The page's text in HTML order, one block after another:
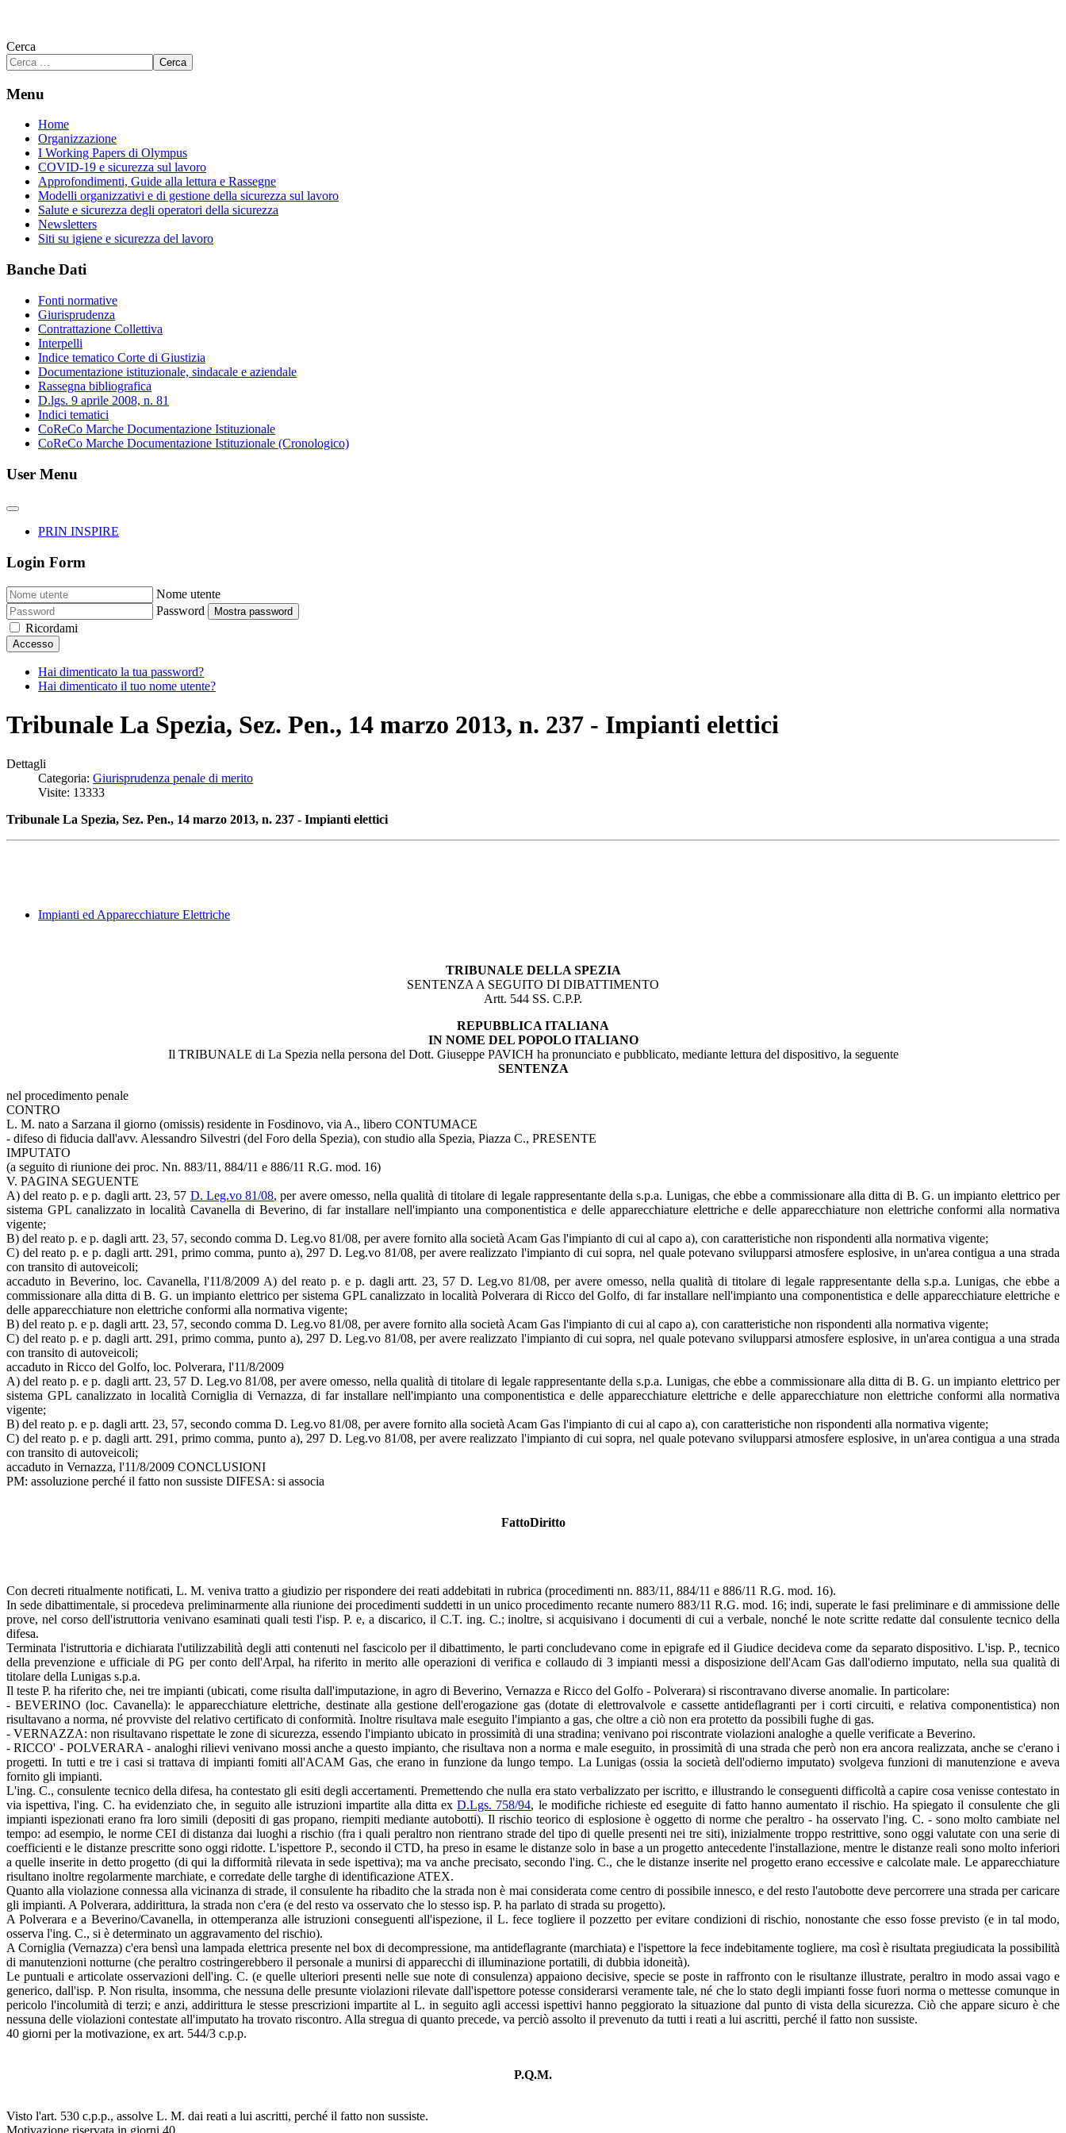
Cerca
Cerca
Menu
Home
Organizzazione
I Working Papers di Olympus
COVID-19 e sicurezza sul lavoro
Approfondimenti, Guide alla lettura e Rassegne
Modelli organizzativi e di gestione della sicurezza sul lavoro
Salute e sicurezza degli operatori della sicurezza
Newsletters
Siti su igiene e sicurezza del lavoro
Banche Dati
Fonti normative
Giurisprudenza
Contrattazione Collettiva
Interpelli
Indice tematico Corte di Giustizia
Documentazione istituzionale, sindacale e aziendale
Rassegna bibliografica
D.lgs. 9 aprile 2008, n. 81
Indici tematici
CoReCo Marche Documentazione Istituzionale
CoReCo Marche Documentazione Istituzionale (Cronologico)
User Menu
PRIN INSPIRE
Login Form
Nome utente
Password
Mostra password
Ricordami
Accesso
Hai dimenticato la tua password?
Hai dimenticato il tuo nome utente?
Tribunale La Spezia, Sez. Pen., 14 marzo 2013, n. 237 - Impianti elettici
Dettagli
Categoria: Giurisprudenza penale di merito
Visite: 13333
Tribunale La Spezia, Sez. Pen., 14 marzo 2013, n. 237 - Impianti elettici
Impianti ed Apparecchiature Elettriche
TRIBUNALE DELLA SPEZIA
SENTENZA A SEGUITO DI DIBATTIMENTO
Artt. 544 SS. C.P.P.
REPUBBLICA ITALIANA
IN NOME DEL POPOLO ITALIANO
Il TRIBUNALE di La Spezia nella persona del Dott. Giuseppe PAVICH ha pronunciato e pubblicato, mediante lettura del dispositivo, la seguente
SENTENZA
nel procedimento penale
CONTRO
L. M. nato a Sarzana il giorno (omissis) residente in Fosdinovo, via A., libero CONTUMACE
- difeso di fiducia dall'avv. Alessandro Silvestri (del Foro della Spezia), con studio alla Spezia, Piazza C., PRESENTE
IMPUTATO
(a seguito di riunione dei proc. Nn. 883/11, 884/11 e 886/11 R.G. mod. 16)
V. PAGINA SEGUENTE
A) del reato p. e p. dagli artt. 23, 57 D. Leg.vo 81/08, per avere omesso, nella qualità di titolare di legale rappresentante della s.p.a. Lunigas, che ebbe a commissionare alla ditta di B. G. un impianto elettrico per
sistema GPL canalizzato in località Cavanella di Beverino, di far installare nell'impianto una componentistica e delle apparecchiature elettriche e delle apparecchiature non elettriche conformi alla normativa
vigente;
B) del reato p. e p. dagli artt. 23, 57, secondo comma D. Leg.vo 81/08, per avere fornito alla società Acam Gas l'impianto di cui al capo a), con caratteristiche non rispondenti alla normativa vigente;
C) del reato p. e p. dagli artt. 291, primo comma, punto a), 297 D. Leg.vo 81/08, per avere realizzato l'impianto di cui sopra, nel quale potevano svilupparsi atmosfere esplosive, in un'area contigua a una strada
con transito di autoveicoli;
accaduto in Beverino, loc. Cavanella, l'11/8/2009 A) del reato p. e p. dagli artt. 23, 57 D. Leg.vo 81/08, per avere omesso, nella qualità di titolare di legale rappresentante della s.p.a. Lunigas, che ebbe a
commissionare alla ditta di B. G. un impianto elettrico per sistema GPL canalizzato in località Polverara di Ricco del Golfo, di far installare nell'impianto una componentistica e delle apparecchiature elettriche e
delle apparecchiature non elettriche conformi alla normativa vigente;
B) del reato p. e p. dagli artt. 23, 57, secondo comma D. Leg.vo 81/08, per avere fornito alla società Acam Gas l'impianto di cui al capo a), con caratteristiche non rispondenti alla normativa vigente;
C) del reato p. e p. dagli artt. 291, primo comma, punto a), 297 D. Leg.vo 81/08, per avere realizzato l'impianto di cui sopra, nel quale potevano svilupparsi atmosfere esplosive, in un'area contigua a una strada
con transito di autoveicoli;
accaduto in Ricco del Golfo, loc. Polverara, l'11/8/2009
A) del reato p. e p. dagli artt. 23, 57 D. Leg.vo 81/08, per avere omesso, nella qualità di titolare di legale rappresentante della s.p.a. Lunigas, che ebbe a commissionare alla ditta di B. G. un impianto elettrico per
sistema GPL canalizzato in località Corniglia di Vernazza, di far installare nell'impianto una componentistica e delle apparecchiature elettriche e delle apparecchiature non elettriche conformi alla normativa
vigente;
B) del reato p. e p. dagli artt. 23, 57, secondo comma D. Leg.vo 81/08, per avere fornito alla società Acam Gas l'impianto di cui al capo a), con caratteristiche non rispondenti alla normativa vigente;
C) del reato p. e p. dagli artt. 291, primo comma, punto a), 297 D. Leg.vo 81/08, per avere realizzato l'impianto di cui sopra, nel quale potevano svilupparsi atmosfere esplosive, in un'area contigua a una strada
con transito di autoveicoli;
accaduto in Vernazza, l'11/8/2009 CONCLUSIONI
PM: assoluzione perché il fatto non sussiste DIFESA: si associa
FattoDiritto
Con decreti ritualmente notificati, L. M. veniva tratto a giudizio per rispondere dei reati addebitati in rubrica (procedimenti nn. 883/11, 884/11 e 886/11 R.G. mod. 16).
In sede dibattimentale, si procedeva preliminarmente alla riunione dei procedimenti suddetti in un unico procedimento recante numero 883/11 R.G. mod. 16; indi, superate le fasi preliminare e di ammissione delle
prove, nel corso dell'istruttoria venivano esaminati quali testi l'isp. P. e, a discarico, il C.T. ing. C.; inoltre, si acquisivano i documenti di cui a verbale, nonché le note scritte redatte dal consulente tecnico della
difesa.
Terminata l'istruttoria e dichiarata l'utilizzabilità degli atti contenuti nel fascicolo per il dibattimento, le parti concludevano come in epigrafe ed il Giudice decideva come da separato dispositivo. L'isp. P., tecnico
della prevenzione e ufficiale di PG per conto dell'Arpal, ha riferito in merito alle operazioni di verifica e collaudo di 3 impianti messi a disposizione dell'Acam Gas dall'odierno imputato, nella sua qualità di
titolare della Lunigas s.p.a.
Il teste P. ha riferito che, nei tre impianti (ubicati, come risulta dall'imputazione, in agro di Beverino, Vernazza e Ricco del Golfo - Polverara) si riscontravano diverse anomalie. In particolare:
- BEVERINO (loc. Cavanella): le apparecchiature elettriche, destinate alla gestione dell'erogazione gas (dotate di elettrovalvole e cassette antideflagranti per i corti circuiti, e relativa componentistica) non
risultavano a norma, né provviste del relativo certificato di conformità. Inoltre risultava male eseguito l'impianto a gas, che oltre a ciò non era protetto da possibili fughe di gas.
- VERNAZZA: non risultavano rispettate le zone di sicurezza, essendo l'impianto ubicato in prossimità di una stradina; venivano poi riscontrate violazioni analoghe a quelle verificate a Beverino.
- RICCO' - POLVERARA - analoghi rilievi venivano mossi anche a questo impianto, che risultava non a norma e male eseguito, in prossimità di una strada che però non era ancora realizzata, anche se c'erano i
progetti. In tutti e tre i casi si trattava di impianti fomiti all'ACAM Gas, che erano in funzione da lungo tempo. La Lunigas (ossia la società dell'odierno imputato) svolgeva funzioni di manutenzione e aveva
fornito gli impianti.
L'ing. C., consulente tecnico della difesa, ha contestato gli esiti degli accertamenti. Premettendo che nulla era stato verbalizzato per iscritto, e illustrando le conseguenti difficoltà a capire cosa venisse contestato in
via ispettiva, l'ing. C. ha evidenziato che, in seguito alle istruzioni impartite alla ditta exD.Lgs. 758/94, le modifiche richieste ed eseguite di fatto hanno aumentato il rischio. Ha spiegato il consulente che gli
impianti ispezionati erano fra loro simili (depositi di gas propano, riempiti mediante autobotti). Il rischio teorico di esplosione è oggetto di norme che peraltro - ha osservato l'ing. C. - sono molto cambiate nel
tempo: ad esempio, le norme CEI di distanza dai luoghi a rischio (fra i quali peraltro non rientrano strade del tipo di quelle presenti nei tre siti), inizialmente troppo restrittive, sono oggi valutate con una serie di
coefficienti e le distanze prescritte sono oggi ridotte. L'ispettore P., secondo il CTD, ha preso in esame le distanze solo in base a un progetto antecedente l'installazione, mentre le distanze reali sono molto inferiori
a quelle inserite in detto progetto (di qui la difformità rilevata in sede ispettiva); ma va anche precisato, secondo l'ing. C., che le distanze inserite nel progetto erano eccessive e calcolate male. Le apparecchiature
risultano inoltre regolarmente marchiate, e corredate delle targhe di identificazione ATEX.
Quanto alla violazione connessa alla vicinanza di strade, il consulente ha ribadito che la strada non è mai considerata come centro di possibile innesco, e del resto l'autobotte deve percorrere una strada per caricare
gli impianti. A Polverara, addirittura, la strada non c'era (e del resto va osservato che lo stesso isp. P. ha parlato di strada su progetto).
A Polverara e a Beverino/Cavanella, in ottemperanza alle istruzioni conseguenti all'ispezione, il L. fece togliere il pozzetto per evitare condizioni di rischio, nonostante che esso fosse previsto (e in tal modo,
osserva l'ing. C., si è determinato un aggravamento del rischio).
A Corniglia (Vernazza) c'era bensì una lampada elettrica presente nel box di decompressione, ma antideflagrante (marchiata) e l'ispettore la fece indebitamente togliere, ma così è risultata pregiudicata la possibilità
di manutenzioni notturne (che peraltro costringerebbero il personale a munirsi di apparecchi di illuminazione portatili, di dubbia idoneità).
Le puntuali e articolate osservazioni dell'ing. C. (e quelle ulteriori presenti nelle sue note di consulenza) appaiono decisive, specie se poste in raffronto con le risultanze illustrate, peraltro in modo assai vago e
generico, dall'isp. P. Non risulta, insomma, che nessuna delle presunte violazioni rilevate dall'ispettore potesse considerarsi veramente tale, né che lo stato degli impianti fosse fuori norma o mettesse comunque in
pericolo l'incolumità di terzi; e anzi, addirittura le stesse prescrizioni impartite al L. in seguito agli accessi ispettivi hanno peggiorato la situazione dal punto di vista della sicurezza. Ciò che appare sicuro è che
nessuna delle violazioni contestate all'imputato ha trovato riscontro. Alla stregua di quanto precede, va perciò assolto il prevenuto da tutti i reati a lui ascritti, perché il fatto non sussiste.
40 giorni per la motivazione, ex art. 544/3 c.p.p.
P.Q.M.
Visto l'art. 530 c.p.p., assolve L. M. dai reati a lui ascritti, perché il fatto non sussiste.
Motivazione riservata in giorni 40.